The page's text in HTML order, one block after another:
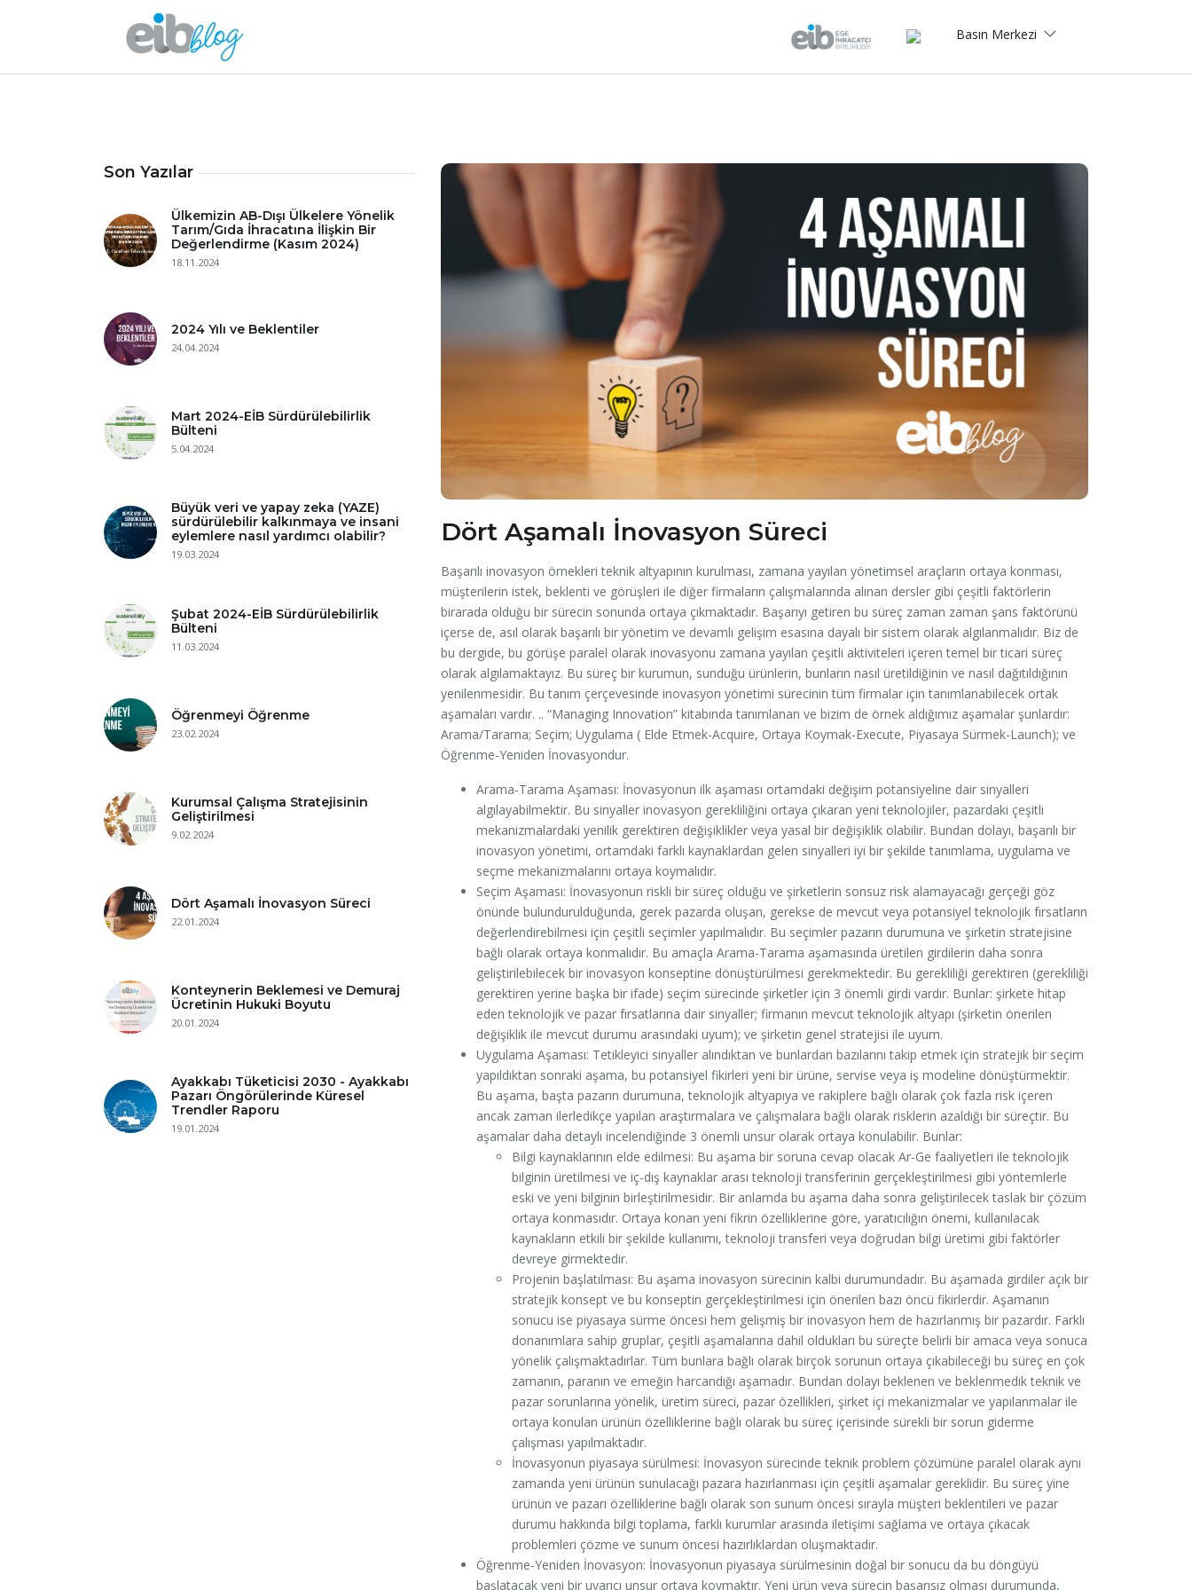
Basın Merkezi
Son Yazılar
Ülkemizin AB-Dışı Ülkelere Yönelik
Tarım/Gıda İhracatına İlişkin Bir
Değerlendirme (Kasım 2024)
18.11.2024
2024 Yılı ve Beklentiler
24.04.2024
Mart 2024-EİB Sürdürülebilirlik
Bülteni
5.04.2024
Büyük veri ve yapay zeka (YAZE)
sürdürülebilir kalkınmaya ve insani
eylemlere nasıl yardımcı olabilir?
19.03.2024
Şubat 2024-EİB Sürdürülebilirlik
Bülteni
11.03.2024
Öğrenmeyi Öğrenme
23.02.2024
Kurumsal Çalışma Stratejisinin
Geliştirilmesi
9.02.2024
Dört Aşamalı İnovasyon Süreci
22.01.2024
Konteynerin Beklemesi ve Demuraj
Ücretinin Hukuki Boyutu
20.01.2024
Ayakkabı Tüketicisi 2030 - Ayakkabı
Pazarı Öngörülerinde Küresel
Trendler Raporu
19.01.2024
Dört Aşamalı İnovasyon Süreci
Başarılı inovasyon örnekleri teknik altyapının kurulması, zamana yayılan yönetimsel araçların ortaya konması,
müşterilerin istek, beklenti ve görüşleri ile diğer firmaların çalışmalarında alınan dersler gibi çeşitli faktörlerin
birarada olduğu bir sürecin sonunda ortaya çıkmaktadır. Başarıyı getiren bu süreç zaman zaman şans faktörünü
içerse de, asıl olarak başarılı bir yönetim ve devamlı gelişim esasına dayalı bir sistem olarak algılanmalıdır. Biz de
bu dergide, bu görüşe paralel olarak inovasyonu zamana yayılan çeşitli aktiviteleri içeren temel bir ticari süreç
olarak algılamaktayız. Bu süreç bir kurumun, sunduğu ürünlerin, bunların nasıl üretildiğinin ve nasıl dağıtıldığının
yenilenmesidir. Bu tanım çerçevesinde inovasyon yönetimi sürecinin tüm firmalar için tanımlanabilecek ortak
aşamaları vardır. .. “Managing Innovation” kitabında tanımlanan ve bizim de örnek aldığımız aşamalar şunlardır:
Arama/Tarama; Seçim; Uygulama ( Elde Etmek-Acquire, Ortaya Koymak-Execute, Piyasaya Sürmek-Launch); ve
Öğrenme-Yeniden İnovasyondur.
Arama-Tarama Aşaması: İnovasyonun ilk aşaması ortamdaki değişim potansiyeline dair sinyalleri
algılayabilmektir. Bu sinyaller inovasyon gerekliliğini ortaya çıkaran yeni teknolojiler, pazardaki çeşitli
mekanizmalardaki yenilik gerektiren değişiklikler veya yasal bir değişiklik olabilir. Bundan dolayı, başarılı bir
inovasyon yönetimi, ortamdaki farklı kaynaklardan gelen sinyalleri iyi bir şekilde tanımlama, uygulama ve
seçme mekanizmalarını ortaya koymalıdır.
Seçim Aşaması: İnovasyonun riskli bir süreç olduğu ve şirketlerin sonsuz risk alamayacağı gerçeği göz
önünde bulundurulduğunda, gerek pazarda oluşan, gerekse de mevcut veya potansiyel teknolojik fırsatların
değerlendirebilmesi için çeşitli seçimler yapılmalıdır. Bu seçimler pazarın durumuna ve şirketin stratejisine
bağlı olarak ortaya konmalıdır. Bu amaçla Arama-Tarama aşamasında üretilen girdilerin daha sonra
geliştirilebilecek bir inovasyon konseptine dönüştürülmesi gerekmektedir. Bu gerekliliği gerektiren (gerekliliği
gerektiren yerine başka bir ifade) seçim sürecinde şirketler için 3 önemli girdi vardır. Bunlar: şirkete hitap
eden teknolojik ve pazar fırsatlarına dair sinyaller; firmanın mevcut teknolojik altyapı (şirketin önerilen
değişiklik ile mevcut durumu arasındaki uyum); ve şirketin genel stratejisi ile uyum.
Uygulama Aşaması: Tetikleyici sinyaller alındıktan ve bunlardan bazılarını takip etmek için stratejik bir seçim
yapıldıktan sonraki aşama, bu potansiyel fikirleri yeni bir ürüne, servise veya iş modeline dönüştürmektir.
Bu aşama, başta pazarın durumuna, teknolojik altyapıya ve rakiplere bağlı olarak çok fazla risk içeren
ancak zaman ilerledikçe yapılan araştırmalara ve çalışmalara bağlı olarak risklerin azaldığı bir süreçtir. Bu
aşamalar daha detaylı incelendiğinde 3 önemli unsur olarak ortaya konulabilir. Bunlar:
Bilgi kaynaklarının elde edilmesi: Bu aşama bir soruna cevap olacak Ar-Ge faaliyetleri ile teknolojik
bilginin üretilmesi ve iç-dış kaynaklar arası teknoloji transferinin gerçekleştirilmesi gibi yöntemlerle
eski ve yeni bilginin birleştirilmesidir. Bir anlamda bu aşama daha sonra geliştirilecek taslak bir çözüm
ortaya konmasıdır. Ortaya konan yeni fikrin özelliklerine göre, yaratıcılığın önemi, kullanılacak
kaynakların etkili bir şekilde kullanımı, teknoloji transferi veya doğrudan bilgi üretimi gibi faktörler
devreye girmektedir.
Projenin başlatılması: Bu aşama inovasyon sürecinin kalbi durumundadır. Bu aşamada girdiler açık bir
stratejik konsept ve bu konseptin gerçekleştirilmesi için önerilen bazı öncü fikirlerdir. Aşamanın
sonucu ise piyasaya sürme öncesi hem gelişmiş bir inovasyon hem de hazırlanmış bir pazardır. Farklı
donanımlara sahip gruplar, çeşitli aşamalarına dahil oldukları bu süreçte belirli bir amaca veya sonuca
yönelik çalışmaktadırlar. Tüm bunlara bağlı olarak birçok sorunun ortaya çıkabileceği bu süreç en çok
zamanın, paranın ve emeğin harcandığı aşamadır. Bundan dolayı beklenen ve beklenmedik teknik ve
pazar sorunlarına yönelik, üretim süreci, pazar özellikleri, şirket içi mekanizmalar ve yapılanmalar ile
ortaya konulan ürünün özelliklerine bağlı olarak bu süreç içerisinde sürekli bir sorun giderme
çalışması yapılmaktadır.
İnovasyonun piyasaya sürülmesi: İnovasyon sürecinde teknik problem çözümüne paralel olarak aynı
zamanda yeni ürünün sunulacağı pazara hazırlanması için çeşitli aşamalar gereklidir. Bu süreç yine
ürünün ve pazarı özelliklerine bağlı olarak son sunum öncesi sırayla müşteri beklentileri ve pazar
durumu hakkında bilgi toplama, farklı kurumlar arasında iletişimi sağlama ve ortaya çıkacak
problemleri çözme ve sunum öncesi hazırlıklardan oluşmaktadır.
Öğrenme-Yeniden İnovasyon: İnovasyonun piyasaya sürülmesinin doğal bir sonucu da bu döngüyü
başlatacak yeni bir uyarıcı unsur ortaya koymaktır. Yeni ürün veya sürecin başarısız olması durumunda,